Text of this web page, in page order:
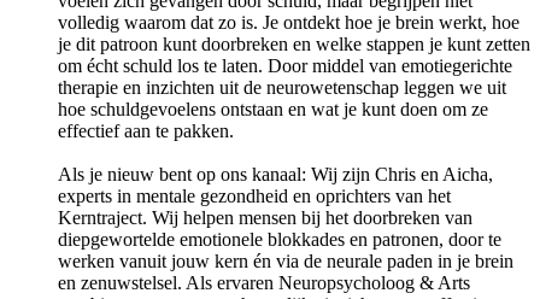
volledig waarom dat zo is. Je ontdekt hoe je brein werkt, hoe
je dit patroon kunt doorbreken en welke stappen je kunt zetten
om écht schuld los te laten. Door middel van emotiegerichte
therapie en inzichten uit de neurowetenschap leggen we uit
hoe schuldgevoelens ontstaan en wat je kunt doen om ze
effectief aan te pakken.
Als je nieuw bent op ons kanaal: Wij zijn Chris en Aicha,
experts in mentale gezondheid en oprichters van het
Kerntraject. Wij helpen mensen bij het doorbreken van
diepgewortelde emotionele blokkades en patronen, door te
werken vanuit jouw kern én via de neurale paden in je brein
en zenuwstelsel. Als ervaren Neuropsycholoog & Arts